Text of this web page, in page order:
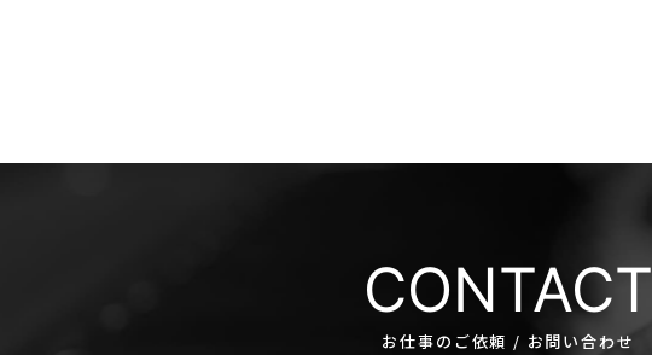
CONTACT
お仕事のご依頼 / お問い合わせ